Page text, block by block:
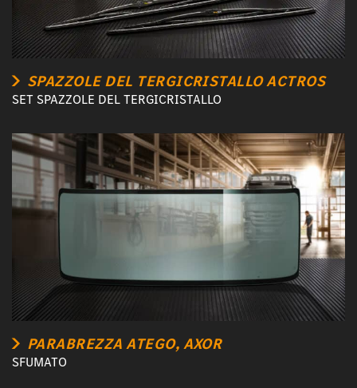
SPAZZOLE DEL TERGICRISTALLO ACTROS
SET SPAZZOLE DEL TERGICRISTALLO
PARABREZZA ATEGO, AXOR
SFUMATO